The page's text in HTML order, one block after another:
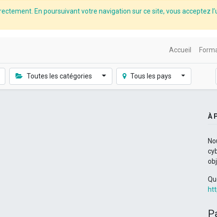
En poursuivant votre navigation sur ce site, vous acceptez
Accueil
Toutes les catégories Tous les pays
À